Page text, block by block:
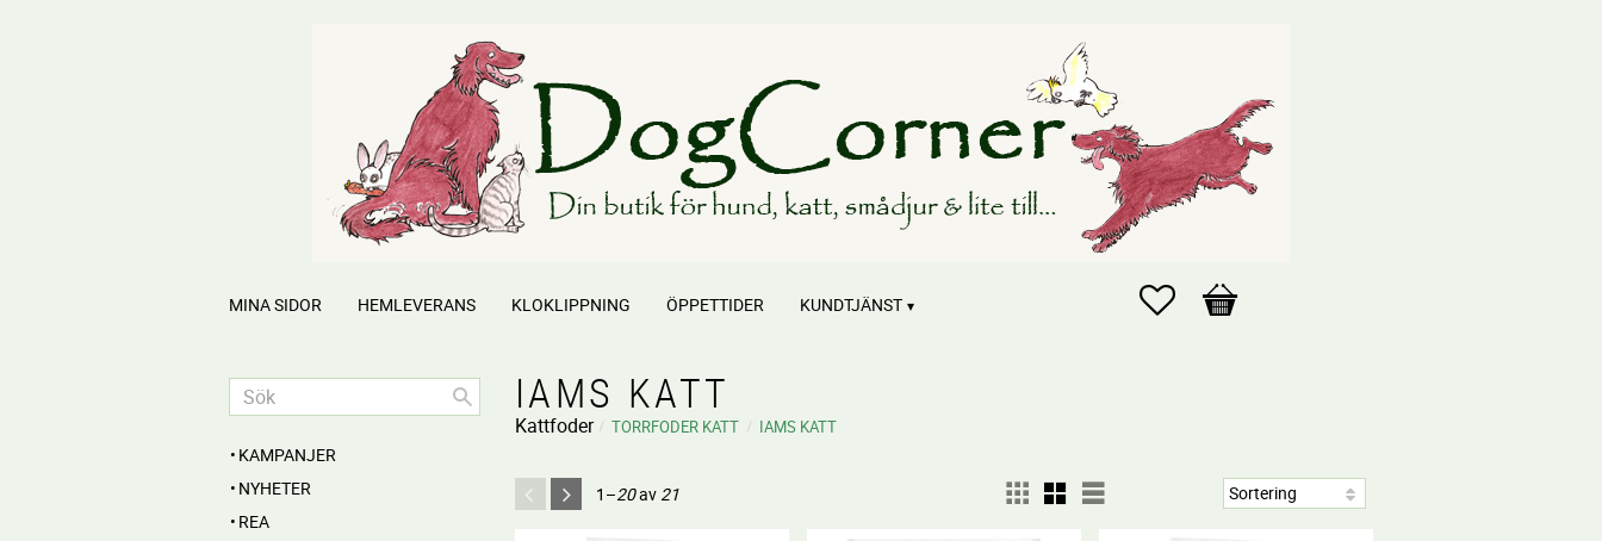
Favoriter
Kundvagn
MINA SIDOR HEMLEVERANS KLOKLIPPNING ÖPPETTIDER KUNDTJÄNST
IAMS KATT
Kattfoder TORRFODER KATT IAMS KATT
1–20av 21
KAMPANJER
NYHETER
REA